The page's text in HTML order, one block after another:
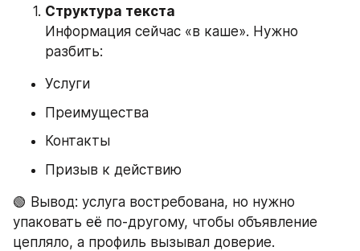
Структура текста
Информация сейчас «в каше». Нужно
разбить:
Услуги
Преимущества
Контакты
Призыв к действию
🟢 Вывод: услуга востребована, но нужно
упаковать её по-другому, чтобы объявление
цепляло, а профиль вызывал доверие.